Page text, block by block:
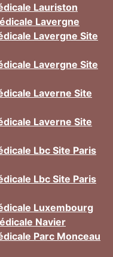
Lauriston
Lavergne
Lavergne Site
Lavergne Site
Laverne Site
Laverne Site
Lbc Site Paris
Lbc Site Paris
Luxembourg
Navier
Parc Monceau